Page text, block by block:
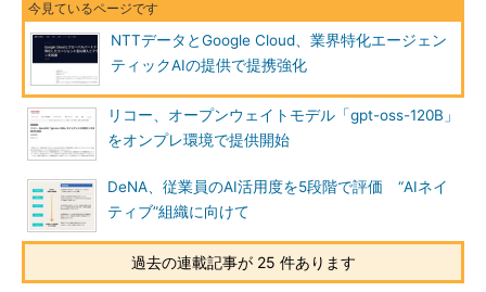
NTTデータとGoogle Cloud、業界特化エージェン
ティックAIの提供で提携強化
リコー、オープンウェイトモデル「gpt-oss-120B」
をオンプレ環境で提供開始
DeNA、従業員のAI活用度を5段階で評価 “AIネイ
ティブ”組織に向けて
過去の連載記事が 25 件あります